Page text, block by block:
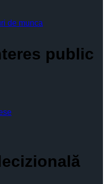
de munca
public